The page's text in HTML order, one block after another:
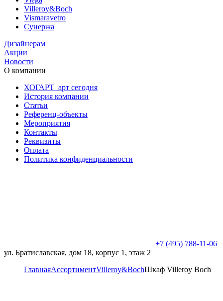
Villeroy&Boch
Vismaravetro
Сунержа
Дизайнерам
Акции
Новости
О компании
ХОГАРТ_арт сегодня
История компании
Статьи
Референц-объекты
Мероприятия
Контакты
Реквизиты
Оплата
Политика конфиденциальности
+7 (495) 788-11-06
ул. Братиславская, дом 18, корпус 1, этаж 2
ГлавнаяАссортиментVilleroy&BochШкаф Villeroy Boch